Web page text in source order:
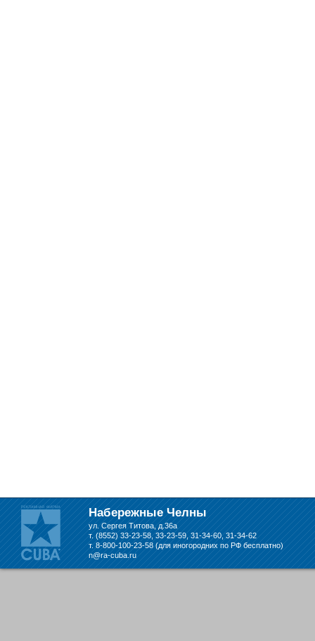
Набережные Челны
ул. Сергея Титова, д.36а
т. (8552) 33-23-58, 33-23-59, 31-34-60, 31-34-62
т. 8-800-100-23-58 (для иногородних по РФ бесплатно)
n@ra-cuba.ru